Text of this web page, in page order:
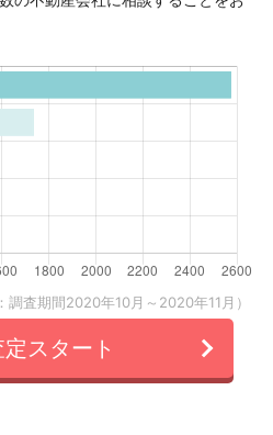
調査期間2020年10月～2020年11月）
スタート